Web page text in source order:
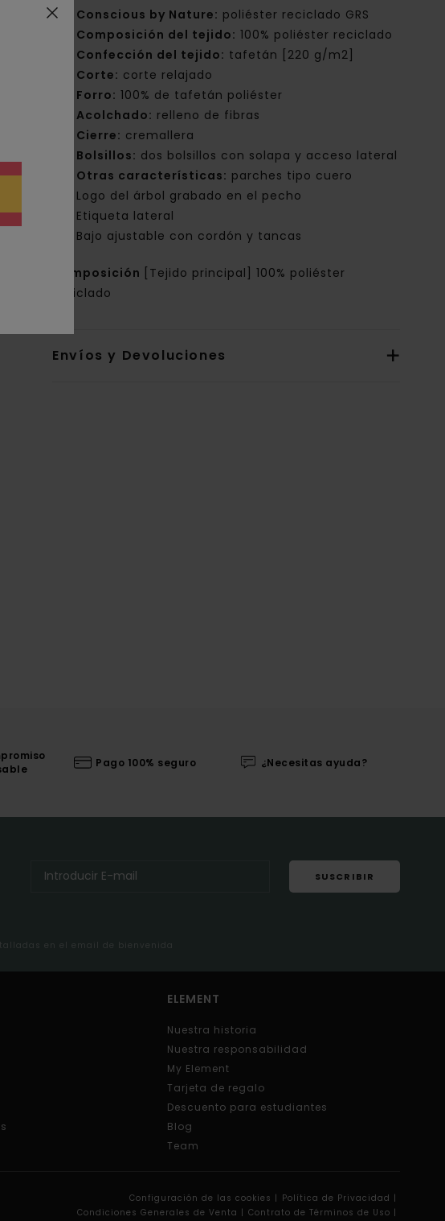
Conscious by Nature: poliéster reciclado GRS
Composición del tejido: 100% poliéster reciclado
Confección del tejido: tafetán [220 g/m2]
Corte: corte relajado
Forro: 100% de tafetán poliéster
Acolchado: relleno de fibras
Cierre: cremallera
Bolsillos: dos bolsillos con solapa y acceso lateral
Otras características: parches tipo cuero
Logo del árbol grabado en el pecho
Etiqueta lateral
Bajo ajustable con cordón y tancas
Composición
[Tejido principal] 100% poliéster
reciclado
Envíos y Devoluciones
Pago 100% seguro ¿Necesitas ayuda?
SUSCRIBIR
en el email de bienvenida
ELEMENT
Nuestra historia
Nuestra responsabilidad
My Element
Tarjeta de regalo
Descuento para estudiantes
Blog
Team
Configuración de las cookies | Política de Privacidad |
Condiciones Generales de Venta | Contrato de Términos de Uso |